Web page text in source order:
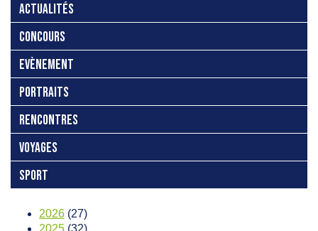
ACTUALITÉS
CONCOURS
EVÈNEMENT
PORTRAITS
RENCONTRES
VOYAGES
SPORT
2026 (27)